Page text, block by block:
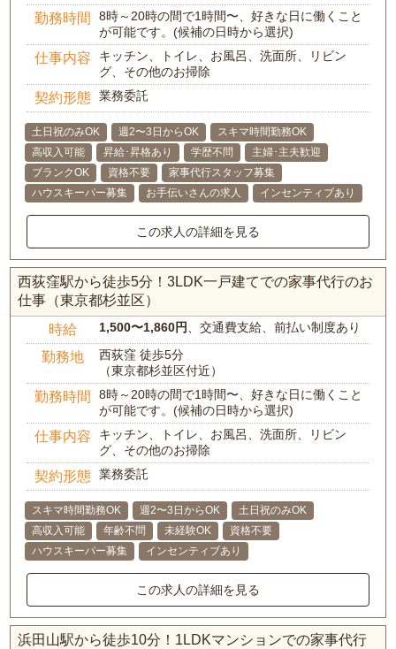
勤務時間
8時～20時の間で1時間〜、好きな日に働くこと
が可能です。(候補の日時から選択)
仕事内容
キッチン、トイレ、お風呂、洗面所、リビン
グ、その他のお掃除
契約形態 業務委託
土日祝のみOK 週2〜3日からOK
スキマ時間勤務OK
高収入可能
昇給･昇格あり 学歴不問
主婦･主夫歓迎
ブランクOK
資格不要
家事代行スタッフ募集
ハウスキーパー募集
お手伝いさんの求人 インセンティブあり
この求人の詳細を見る
西荻窪駅から徒歩5分！3LDK一戸建てでの家事代行のお
仕事（東京都杉並区）
時給 1,500〜1,860円 、交通費支給、前払い制度あり
勤務地
西荻窪 徒歩5分
（東京都杉並区付近）
勤務時間
8時～20時の間で1時間〜、好きな日に働くこと
が可能です。(候補の日時から選択)
仕事内容
キッチン、トイレ、お風呂、洗面所、リビン
グ、その他のお掃除
契約形態 業務委託
スキマ時間勤務OK 週2〜3日からOK
土日祝のみOK
高収入可能
年齢不問 未経験OK
資格不要
ハウスキーパー募集
インセンティブあり
この求人の詳細を見る
浜田山駅から徒歩10分！1LDKマンションでの家事代行